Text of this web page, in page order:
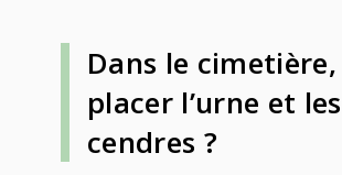
Dans le
placer l’urne et les
cendres ?